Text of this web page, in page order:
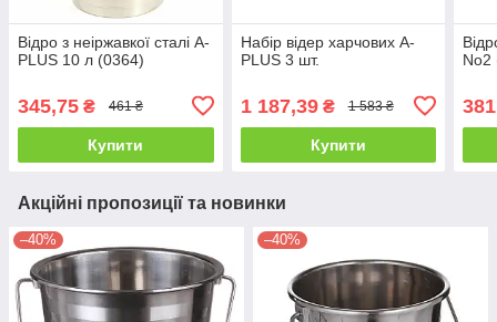
Відро з неіржавкої сталі A-
PLUS 10 л (0364)
345,75 ₴ 461 ₴
Купити
Набір відер харчових A-
PLUS 3 шт.
1 187,39₴ 1 583 ₴
Купити
No2
Акційні пропозиції та новинки
–40% –40%